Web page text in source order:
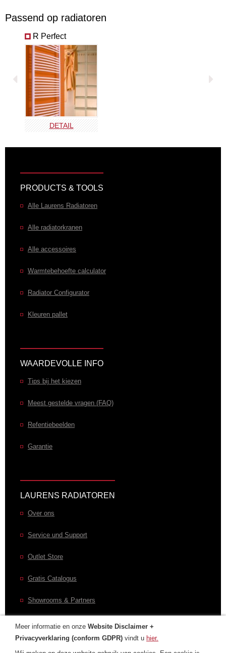
VPT-B
Passend op radiatoren
R Perfect
DETAIL
PRODUCTS & TOOLS
Alle Laurens Radiatoren
Alle radiatorkranen
Alle accessoires
Warmtebehoefte calculator
Radiator Configurator
Kleuren pallet
WAARDEVOLLE INFO
Tips bij het kiezen
Meest gestelde vragen (FAQ)
Refentiebeelden
Garantie
LAURENS RADIATOREN
Over ons
Service und Support
Outlet Store
Gratis Catalogus
Showrooms & Partners
CONTACT
Meer informatie en onze Website Disclaimer +
Privacyverklaring (conform GDPR) vindt u hier.